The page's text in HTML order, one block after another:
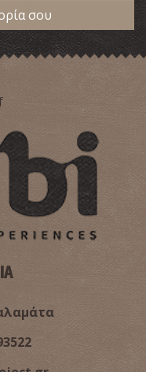
σου